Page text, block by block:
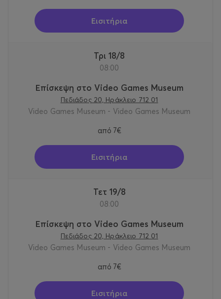
Εισιτήρια
Τρι 18/8
08:00
Επίσκεψη στο Video Games Museum
Πεδιάδος 20, Ηράκλειο 712 01
Video Games Museum - Video Games Museum
από 7€
Εισιτήρια
Τετ 19/8
08:00
Επίσκεψη στο Video Games Museum
Πεδιάδος 20, Ηράκλειο 712 01
Video Games Museum - Video Games Museum
από 7€
Εισιτήρια